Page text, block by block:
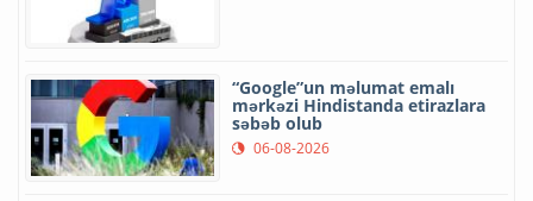
“Google”un məlumat emalı
mərkəzi Hindistanda etirazlara
səbəb olub
06-08-2026